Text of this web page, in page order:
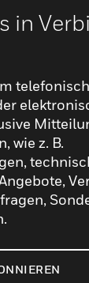
in
wie z. B.